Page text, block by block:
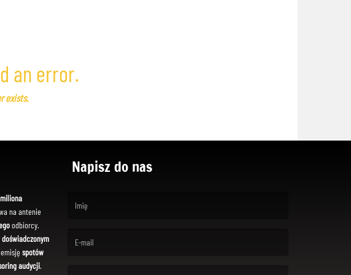
an error.
exists.
na antenie
odbiorcy.
doświadczonym
spotów
audycji.
Napisz do nas